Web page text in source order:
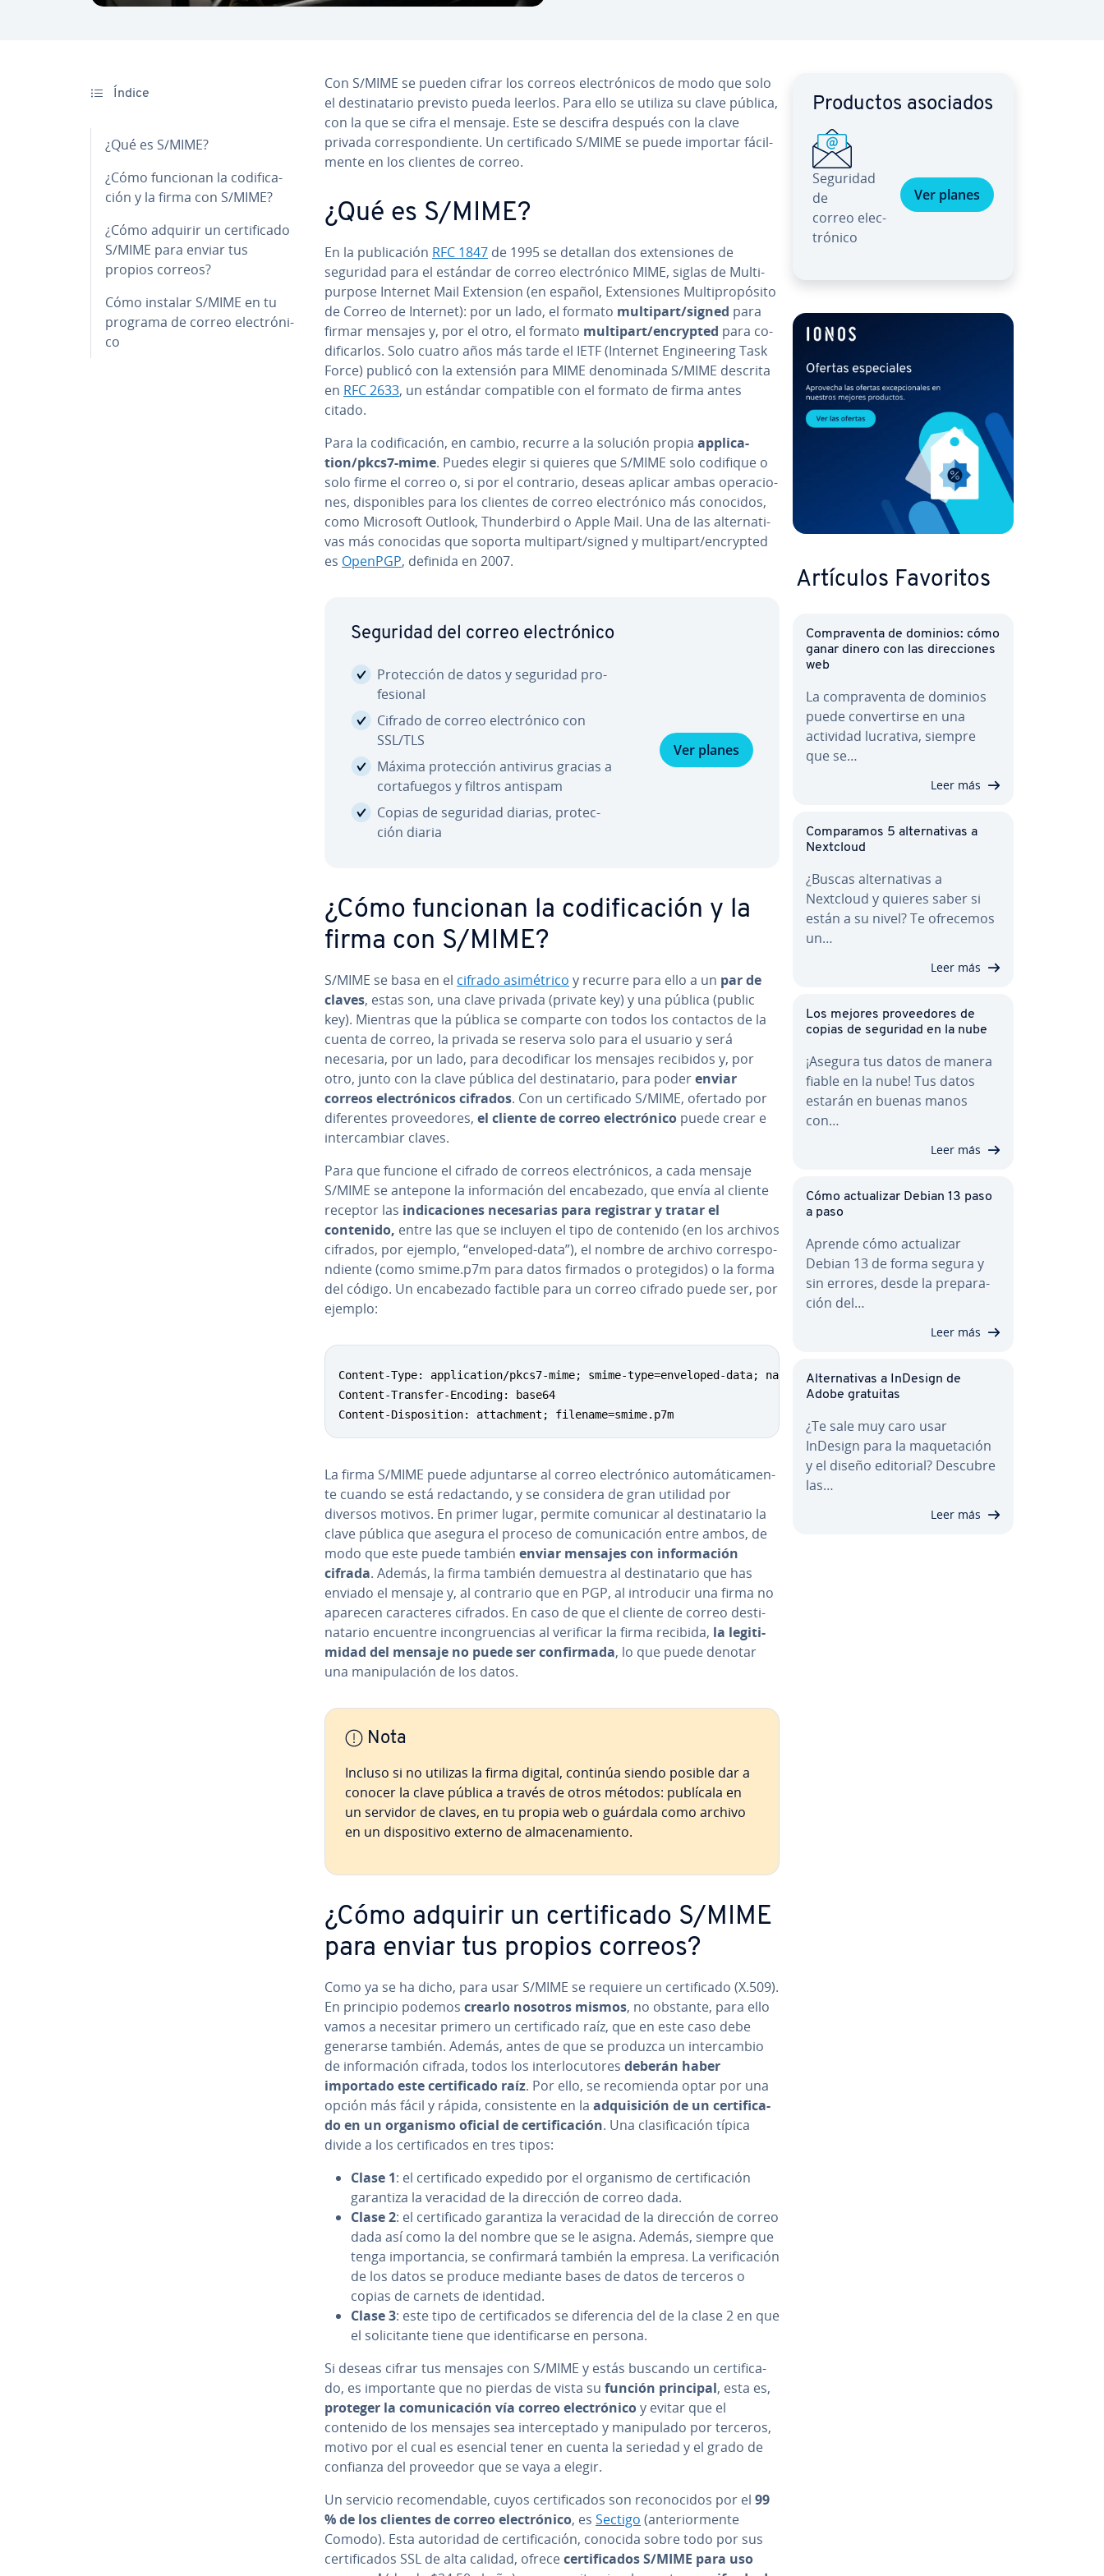
Índice
¿Qué es S/MIME?
¿Cómo funcionan la co­di­fi­ca­
ción y la firma con S/MIME?
¿Cómo adquirir un ce­r­ti­fi­ca­do
S/MIME para enviar tus
propios correos?
Cómo instalar S/MIME en tu
programa de correo ele­c­tró­ni­
co
Con S/MIME se pueden cifrar los correos ele­c­tró­ni­cos de modo que solo
el de­s­ti­na­ta­rio previsto pueda leerlos. Para ello se utiliza su clave pública,
con la que se cifra el mensaje. Este se descifra después con la clave
privada co­rre­s­po­n­die­n­te. Un ce­r­ti­fi­ca­do S/MIME se puede importar fá­ci­l­
me­n­te en los clientes de correo.
¿Qué es S/MIME?
En la pu­bli­ca­ción RFC 1847 de 1995 se detallan dos ex­te­n­sio­nes de
seguridad para el estándar de correo ele­c­tró­ni­co MIME, siglas de Mu­l­ti­
pu­r­po­se Internet Mail Extension (en español, Ex­te­n­sio­nes Mu­l­ti­pro­pó­si­to
de Correo de Internet): por un lado, el formato multipart/signed para
firmar mensajes y, por el otro, el formato multipart/encrypted para co­
di­fi­car­los. Solo cuatro años más tarde el IETF (Internet En­gi­nee­ri­ng Task
Force) publicó con la extensión para MIME de­no­mi­na­da S/MIME descrita
en RFC 2633, un estándar co­m­pa­ti­ble con el formato de firma antes
citado.
Para la co­di­fi­ca­ción, en cambio, recurre a la solución propia ap­pli­ca­
tion/pkcs7-mime. Puedes elegir si quieres que S/MIME solo codifique o
solo firme el correo o, si por el contrario, deseas aplicar ambas ope­ra­cio­
nes, di­s­po­ni­bles para los clientes de correo ele­c­tró­ni­co más conocidos,
como Microsoft Outlook, Thu­n­de­r­bi­rd o Apple Mail. Una de las al­te­r­na­ti­
vas más conocidas que soporta multipart/signed y multipart/encrypted
es OpenPGP, definida en 2007.
Seguridad del correo ele­c­tró­ni­co
Pro­te­c­ción de datos y seguridad pro­
fe­sio­nal
Cifrado de correo ele­c­tró­ni­co con
SSL/TLS
Máxima pro­te­c­ción antivirus gracias a
co­r­ta­fue­gos y filtros antispam
Copias de seguridad diarias, pro­te­c­
ción diaria
Ver planes
¿Cómo funcionan la co­di­fi­ca­ción y la
firma con S/MIME?
S/MIME se basa en el cifrado asi­mé­tri­co y recurre para ello a un par de
claves, estas son, una clave privada (private key) y una pública (public
key). Mientras que la pública se comparte con todos los contactos de la
cuenta de correo, la privada se reserva solo para el usuario y será
necesaria, por un lado, para de­co­di­fi­car los mensajes recibidos y, por
otro, junto con la clave pública del de­s­ti­na­ta­rio, para poderenviar
correos ele­c­tró­ni­cos cifrados. Con un ce­r­ti­fi­ca­do S/MIME, ofertado por
di­fe­re­n­tes pro­vee­do­res, el cliente de correo ele­c­tró­ni­co puede crear e
in­te­r­ca­m­biar claves.
Para que funcione el cifrado de correos ele­c­tró­ni­cos, a cada mensaje
S/MIME se antepone la in­fo­r­ma­ción del en­ca­be­za­do, que envía al cliente
receptor las in­di­ca­cio­nes ne­ce­sa­rias para registrar y tratar el
contenido, entre las que se incluyen el tipo de contenido (en los archivos
cifrados, por ejemplo, “enveloped-data”), el nombre de archivo co­rre­s­po­
n­die­n­te (como smime.p7m para datos firmados o pro­te­gi­dos) o la forma
del código. Un en­ca­be­za­do factible para un correo cifrado puede ser, por
ejemplo:
Content-Type: application/pkcs7-mime; smime-type=enveloped-data; name=smime.p7m
Content-Transfer-Encoding: base64
Content-Disposition: attachment; filename=smime.p7m
La firma S/MIME puede ad­ju­n­tar­se al correo ele­c­tró­ni­co au­to­má­ti­ca­me­n­
te cuando se está re­da­c­ta­n­do, y se considera de gran utilidad por
diversos motivos. En primer lugar, permite comunicar al de­s­ti­na­ta­rio la
clave pública que asegura el proceso de co­mu­ni­ca­ción entre ambos, de
modo que este puede también enviar mensajes con in­fo­r­ma­ción
cifrada. Además, la firma también demuestra al de­s­ti­na­ta­rio que has
enviado el mensaje y, al contrario que en PGP, al in­tro­du­cir una firma no
aparecen ca­ra­c­te­res cifrados. En caso de que el cliente de correo de­s­ti­
na­ta­rio encuentre in­co­n­grue­n­cias al verificar la firma recibida, la le­gi­ti­
mi­dad del mensaje no puede ser co­n­fi­r­ma­da, lo que puede denotar
una ma­ni­pu­la­ción de los datos.
Nota
Incluso si no utilizas la firma digital, continúa siendo posible dar a
conocer la clave pública a través de otros métodos: publícala en
un servidor de claves, en tu propia web o guárdala como archivo
en un di­s­po­si­ti­vo externo de al­ma­ce­na­mie­n­to.
¿Cómo adquirir un ce­r­ti­fi­ca­do S/MIME
para enviar tus propios correos?
Como ya se ha dicho, para usar S/MIME se requiere un ce­r­ti­fi­ca­do (X.509).
En principio podemos crearlo nosotros mismos, no obstante, para ello
vamos a necesitar primero un ce­r­ti­fi­ca­do raíz, que en este caso debe
generarse también. Además, antes de que se produzca un in­te­r­ca­m­bio
de in­fo­r­ma­ción cifrada, todos los in­te­r­lo­cu­to­res deberán haber
importado este ce­r­ti­fi­ca­do raíz. Por ello, se re­co­mie­n­da optar por una
opción más fácil y rápida, co­n­si­s­te­n­te en la ad­qui­si­ción de un ce­r­ti­fi­ca­
do en un organismo oficial de ce­r­ti­fi­ca­ción. Una cla­si­fi­ca­ción típica
divide a los ce­r­ti­fi­ca­dos en tres tipos:
Clase 1: el ce­r­ti­fi­ca­do expedido por el organismo de ce­r­ti­fi­ca­ción
garantiza la veracidad de la dirección de correo dada.
Clase 2: el ce­r­ti­fi­ca­do garantiza la veracidad de la dirección de correo
dada así como la del nombre que se le asigna. Además, siempre que
tenga im­po­r­ta­n­cia, se co­n­fi­r­ma­rá también la empresa. La ve­ri­fi­ca­ción
de los datos se produce mediante bases de datos de terceros o
copias de carnets de identidad.
Clase 3: este tipo de ce­r­ti­fi­ca­dos se di­fe­re­n­cia del de la clase 2 en que
el so­li­ci­ta­n­te tiene que ide­n­ti­fi­car­se en persona.
Si deseas cifrar tus mensajes con S/MIME y estás buscando un ce­r­ti­fi­ca­
do, es im­po­r­ta­n­te que no pierdas de vista su función principal, esta es,
proteger la co­mu­ni­ca­ción vía correo ele­c­tró­ni­coy evitar que el
contenido de los mensajes sea in­te­r­ce­p­ta­do y ma­ni­pu­la­do por terceros,
motivo por el cual es esencial tener en cuenta la seriedad y el grado de
confianza del proveedor que se vaya a elegir.
Un servicio re­co­me­n­da­ble, cuyos ce­r­ti­fi­ca­dos son re­co­no­ci­dos por el 99
% de los clientes de correo ele­c­tró­ni­co, es Sectigo (an­te­rio­r­me­n­te
Comodo). Esta autoridad de ce­r­ti­fi­ca­ción, conocida sobre todo por sus
ce­r­ti­fi­ca­dos SSL de alta calidad, ofrecece­r­ti­fi­ca­dos S/MIME para uso
Productos asociados
Seguridad
de
correo ele­c­
tró­ni­co
Ver planes
Artículos Favoritos
Co­m­pra­ve­n­ta de dominios: cómo
ganar dinero con las di­re­c­cio­nes
web
La co­m­pra­ve­n­ta de dominios
puede co­n­ve­r­ti­r­se en una
actividad lucrativa, siempre
que se…
Leer más
Co­m­pa­ra­mos 5 al­te­r­na­ti­vas a
Nextcloud
¿Buscas al­te­r­na­ti­vas a
Nextcloud y quieres saber si
están a su nivel? Te ofrecemos
un…
Leer más
Los mejores pro­vee­do­res de
copias de seguridad en la nube
¡Asegura tus datos de manera
fiable en la nube! Tus datos
estarán en buenas manos
con…
Leer más
Cómo ac­tua­li­zar Debian 13 paso
a paso
Aprende cómo ac­tua­li­zar
Debian 13 de forma segura y
sin errores, desde la pre­pa­ra­
ción del…
Leer más
Al­te­r­na­ti­vas a InDesign de
Adobe gratuitas
¿Te sale muy caro usar
InDesign para la ma­que­ta­ción
y el diseño editorial? Descubre
las…
Leer más